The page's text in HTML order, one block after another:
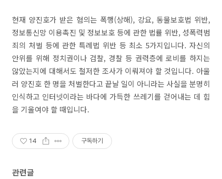
현재 양진호가 받은 혐의는 폭행(상해), 강요, 동물보호법 위반,
정보통신망 이용촉진 및 정보보호 등에 관한 법률 위반, 성폭력범
죄의 처벌 등에 관한 특례법 위반 등 최소 5가지입니다. 자신의
안위를 위해 정치권이나 검찰, 경찰 등 권력층에 로비를 하지는
않았는지에 대해서도 철저한 조사가 이뤄져야 할 것입니다. 아울
러 양진호 한 명을 처벌한다고 끝날 일이 아니라는 사실을 분명히
인식하고 인터넷이라는 바다에 가득한 쓰레기를 걷어내는 데 힘
을 기울여야 할 때입니다.
14 구독하기
관련글